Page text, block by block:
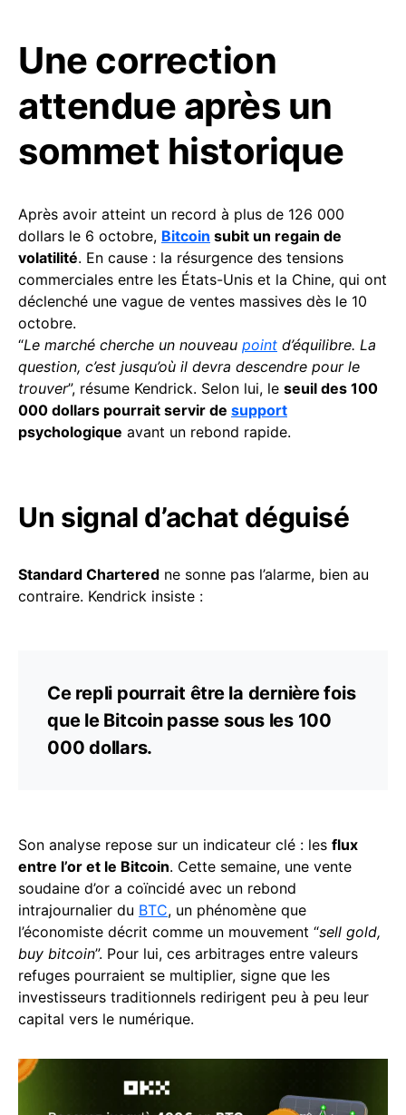
Une correction
attendue après un
sommet historique
Après avoir atteint un record à plus de 126 000
dollars le 6 octobre, Bitcoin subit un regain de
volatilité. En cause : la résurgence des tensions
commerciales entre les États-Unis et la Chine, qui ont
déclenché une vague de ventes massives dès le 10
octobre.
“Le marché cherche un nouveau point d’équilibre. La
question, c’est jusqu’où il devra descendre pour le
trouver”, résume Kendrick. Selon lui, le seuil des 100
000 dollars pourrait servir de support
psychologique avant un rebond rapide.
Un signal d’achat déguisé
Standard Chartered ne sonne pas l’alarme, bien au
contraire. Kendrick insiste :
Ce repli pourrait être la dernière fois
que le Bitcoin passe sous les 100
000 dollars.
Son analyse repose sur un indicateur clé : les flux
entre l’or et le Bitcoin. Cette semaine, une vente
soudaine d’or a coïncidé avec un rebond
intrajournalier du BTC, un phénomène que
l’économiste décrit comme un mouvement “sell gold,
buy bitcoin”. Pour lui, ces arbitrages entre valeurs
refuges pourraient se multiplier, signe que les
investisseurs traditionnels redirigent peu à peu leur
capital vers le numérique.